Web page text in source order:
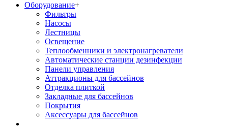
Оборудование+
Фильтры
Насосы
Лестницы
Освещение
Теплообменники и электронагреватели
Автоматические станции дезинфекции
Панели управления
Аттракционы для бассейнов
Отделка плиткой
Закладные для бассейнов
Покрытия
Аксессуары для бассейнов